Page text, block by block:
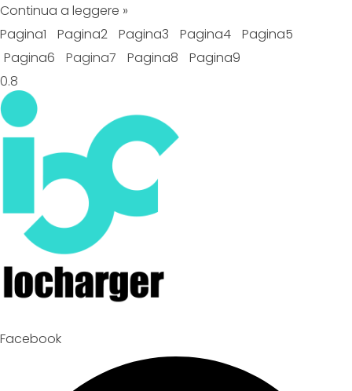
Continua a leggere »
Pagina1 Pagina2 Pagina3 Pagina4 Pagina5
Pagina6 Pagina7 Pagina8 Pagina9
Facebook